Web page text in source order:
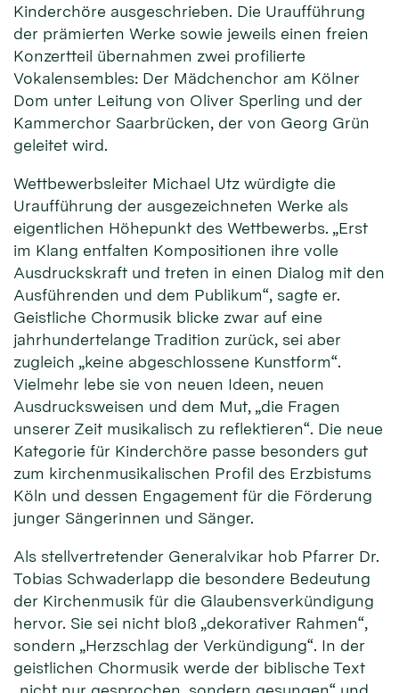
Kinderchöre ausgeschrieben. Die Uraufführung
der prämierten Werke sowie jeweils einen freien
Konzertteil übernahmen zwei profilierte
Vokalensembles: Der Mädchenchor am Kölner
Dom unter Leitung von Oliver Sperling und der
Kammerchor Saarbrücken, der von Georg Grün
geleitet wird.
Wettbewerbsleiter Michael Utz würdigte die
Uraufführung der ausgezeichneten Werke als
eigentlichen Höhepunkt des Wettbewerbs. „Erst
im Klang entfalten Kompositionen ihre volle
Ausdruckskraft und treten in einen Dialog mit den
Ausführenden und dem Publikum“, sagte er.
Geistliche Chormusik blicke zwar auf eine
jahrhundertelange Tradition zurück, sei aber
zugleich „keine abgeschlossene Kunstform“.
Vielmehr lebe sie von neuen Ideen, neuen
Ausdrucksweisen und dem Mut, „die Fragen
unserer Zeit musikalisch zu reflektieren“. Die neue
Kategorie für Kinderchöre passe besonders gut
zum kirchenmusikalischen Profil des Erzbistums
Köln und dessen Engagement für die Förderung
junger Sängerinnen und Sänger.
Als stellvertretender Generalvikar hob Pfarrer Dr.
Tobias Schwaderlapp die besondere Bedeutung
der Kirchenmusik für die Glaubensverkündigung
hervor. Sie sei nicht bloß „dekorativer Rahmen“,
sondern „Herzschlag der Verkündigung“. In der
geistlichen Chormusik werde der biblische Text